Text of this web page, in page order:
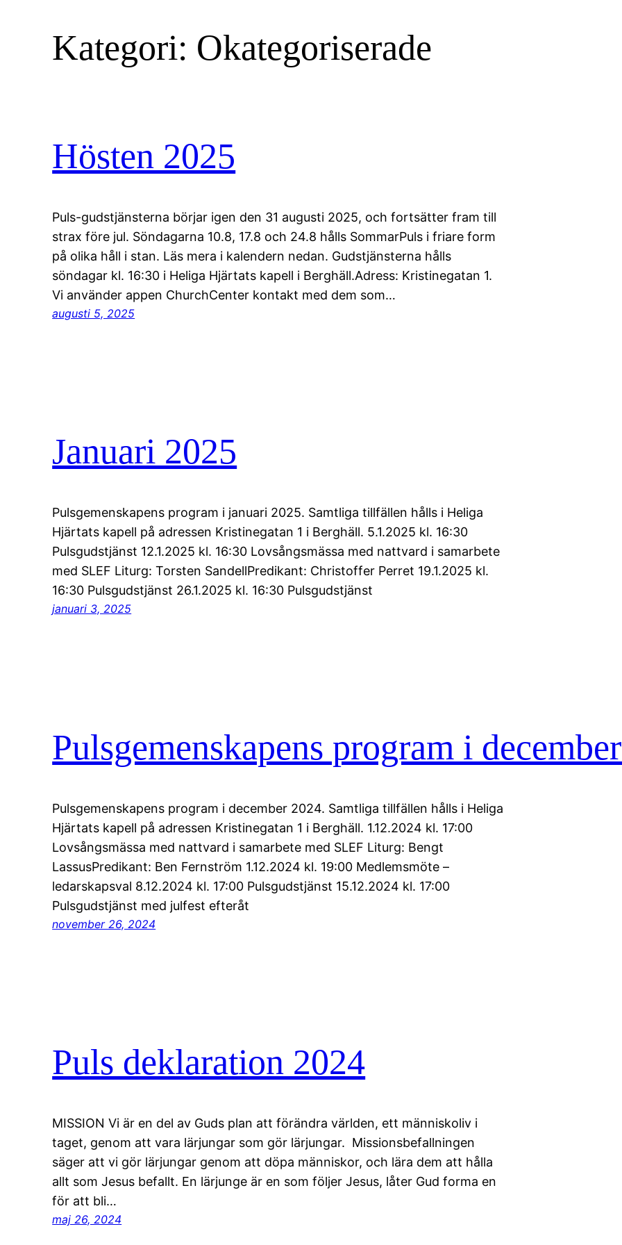
Kategori: Okategoriserade
Hösten 2025
Puls-gudstjänsterna börjar igen den 31 augusti 2025, och fortsätter fram till
strax före jul. Söndagarna 10.8, 17.8 och 24.8 hålls SommarPuls i friare form
på olika håll i stan. Läs mera i kalendern nedan. Gudstjänsterna hålls
söndagar kl. 16:30 i Heliga Hjärtats kapell i Berghäll.Adress: Kristinegatan 1.
Vi använder appen ChurchCenter kontakt med dem som…
augusti 5, 2025
Januari 2025
Pulsgemenskapens program i januari 2025. Samtliga tillfällen hålls i Heliga
Hjärtats kapell på adressen Kristinegatan 1 i Berghäll. 5.1.2025 kl. 16:30
Pulsgudstjänst 12.1.2025 kl. 16:30 Lovsångsmässa med nattvard i samarbete
med SLEF Liturg: Torsten SandellPredikant: Christoffer Perret 19.1.2025 kl.
16:30 Pulsgudstjänst 26.1.2025 kl. 16:30 Pulsgudstjänst
januari 3, 2025
Pulsgemenskapens program i
Pulsgemenskapens program i december 2024. Samtliga tillfällen hålls i Heliga
Hjärtats kapell på adressen Kristinegatan 1 i Berghäll. 1.12.2024 kl. 17:00
Lovsångsmässa med nattvard i samarbete med SLEF Liturg: Bengt
LassusPredikant: Ben Fernström 1.12.2024 kl. 19:00 Medlemsmöte –
ledarskapsval 8.12.2024 kl. 17:00 Pulsgudstjänst 15.12.2024 kl. 17:00
Pulsgudstjänst med julfest efteråt
november 26, 2024
Puls deklaration 2024
MISSION Vi är en del av Guds plan att förändra världen, ett människoliv i
taget, genom att vara lärjungar som gör lärjungar. Missionsbefallningen
säger att vi gör lärjungar genom att döpa människor, och lära dem att hålla
allt som Jesus befallt. En lärjunge är en som följer Jesus, låter Gud forma en
för att bli…
maj 26, 2024